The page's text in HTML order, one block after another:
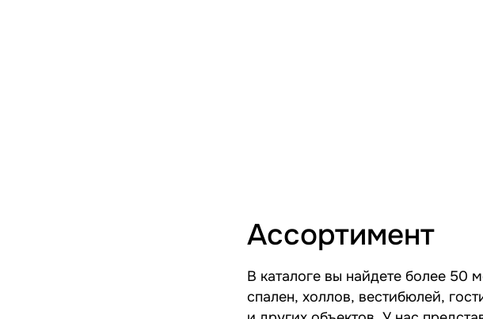
Ассортимент
В каталоге вы найдете более 50
спален, холлов, вестибюлей,